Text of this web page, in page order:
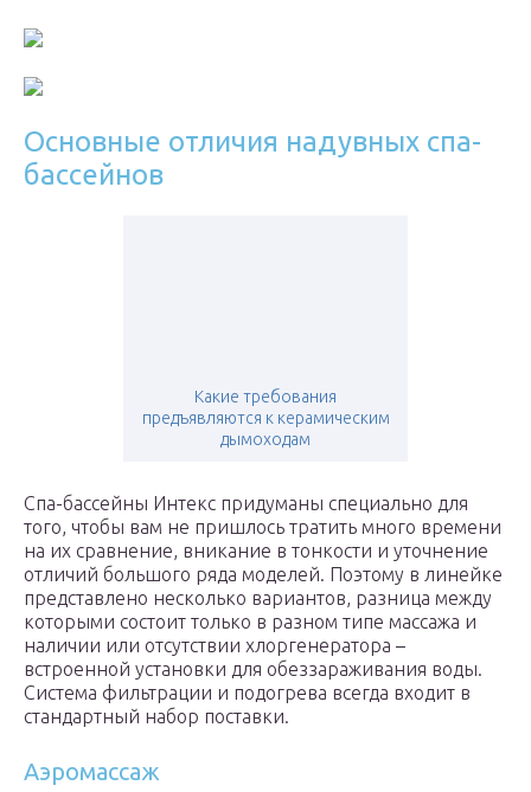
Основные отличия надувных спа-
бассейнов
Какие требования
предъявляются к керамическим
дымоходам
Спа-бассейны Интекс придуманы специально для
того, чтобы вам не пришлось тратить много времени
на их сравнение, вникание в тонкости и уточнение
отличий большого ряда моделей. Поэтому в линейке
представлено несколько вариантов, разница между
которыми состоит только в разном типе массажа и
наличии или отсутствии хлоргенератора –
встроенной установки для обеззараживания воды.
Система фильтрации и подогрева всегда входит в
стандартный набор поставки.
Аэромассаж